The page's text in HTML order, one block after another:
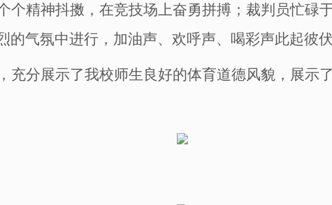
个精神抖擞，在竞技场上奋勇拼搏；裁判员忙碌
气氛中进行，加油声、欢呼声、喝彩声此起彼伏
充分展示了我校师生良好的体育道德风貌，展示